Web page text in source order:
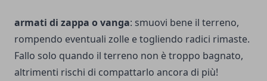
armati di zappa o vanga: smuovi bene il terreno,
rompendo eventuali zolle e togliendo radici rimaste.
Fallo solo quando il terreno non è troppo bagnato,
altrimenti rischi di compattarlo ancora di più!